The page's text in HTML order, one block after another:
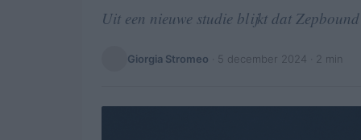
Uit een nieuwe studie blijkt dat
Giorgia Stromeo 5 december 2024 · 2 min